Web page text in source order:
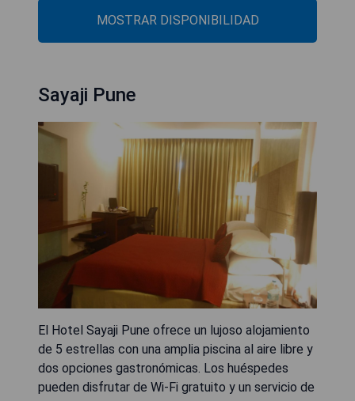
MOSTRAR DISPONIBILIDAD
Sayaji Pune
El Hotel Sayaji Pune ofrece un lujoso alojamiento
de 5 estrellas con una amplia piscina al aire libre y
dos opciones gastronómicas. Los huéspedes
pueden disfrutar de Wi-Fi gratuito y un servicio de